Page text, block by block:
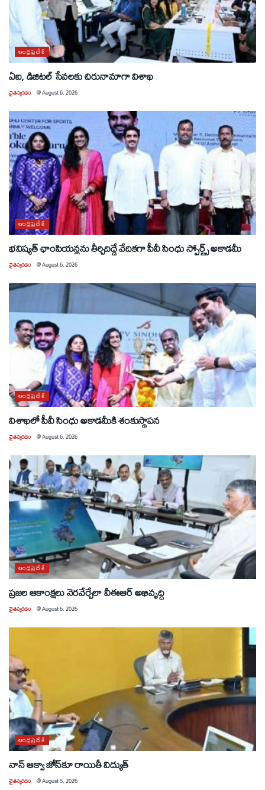
ఆంధ్రప్రదేశ్
ఏఐ, డిజిటల్ సేవలకు చిరునామాగా విశాఖ
చైతన్యరధం @August 6, 2026
ఆంధ్రప్రదేశ్
భవిష్యత్ ఛాంపియన్లను తీర్చిదిద్దే వేదికగా పీవీ సింధు స్పోర్ట్స్ అకాడమీ
చైతన్యరధం @August 6, 2026
ఆంధ్రప్రదేశ్
విశాఖలో పీవీ సింధు అకాడమీకి శంకుస్థాపన
చైతన్యరధం @August 6, 2026
ఆంధ్రప్రదేశ్
ప్రజల ఆకాంక్షలు నెరవేర్చేలా వీఈఆర్ అభివృద్ధి
చైతన్యరధం @August 6, 2026
ఆంధ్రప్రదేశ్
నాన్ ఆక్వా జోన్‌కూ రాయితీ విద్యుత్
చైతన్యరధం @August 5, 2026